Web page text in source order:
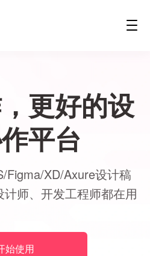
更好的设
平台
Figma/XD/Axure设计稿
师、开发工程师都在用
始使用